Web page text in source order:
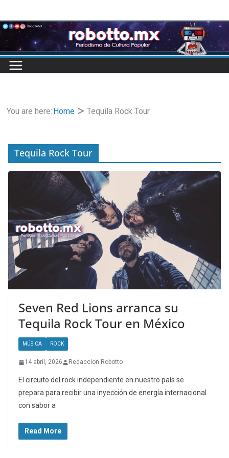
to
content
You are here: Home Tequila Rock Tour
Tequila Rock Tour
Seven Red Lions arranca su
Tequila Rock Tour en México
MÚSICA ROCK
14 abril, 2026 Redaccion Robotto
El circuito del rock independiente en nuestro país se
prepara para recibir una inyección de energía internacional
con sabor a
Read More